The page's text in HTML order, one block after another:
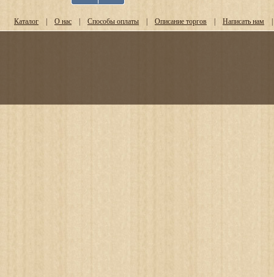
Каталог | О нас | Способы оплаты | Описание торгов | Написать нам |